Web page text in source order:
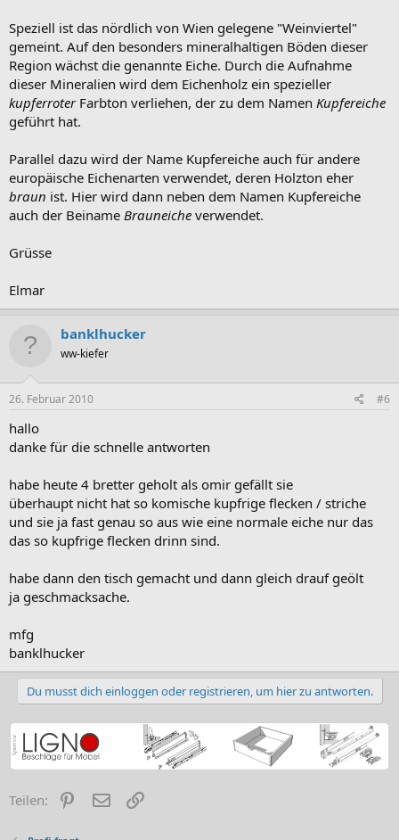
Speziell ist das nördlich von Wien gelegene "Weinviertel"
gemeint. Auf den besonders mineralhaltigen Böden dieser
Region wächst die genannte Eiche. Durch die Aufnahme
dieser Mineralien wird dem Eichenholz ein spezieller
kupferroterFarbton verliehen, der zu dem Namen Kupfereiche
geführt hat.
Parallel dazu wird der Name Kupfereiche auch für andere
europäische Eichenarten verwendet, deren Holzton eher
braun ist. Hier wird dann neben dem Namen Kupfereiche
auch der Beiname Brauneiche verwendet.
Grüsse
Elmar
banklhucker
ww-kiefer
26. Februar 2010 #6
hallo
danke für die schnelle antworten
habe heute 4 bretter geholt als omir gefällt sie
überhaupt nicht hat so komische kupfrige flecken / striche
und sie ja fast genau so aus wie eine normale eiche nur das
das so kupfrige flecken drinn sind.
habe dann den tisch gemacht und dann gleich drauf geölt
ja geschmacksache.
mfg
banklhucker
Du musst dich einloggen oder registrieren, um hier zu antworten.
Teilen: PinterestE-Mail